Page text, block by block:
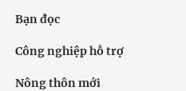
Bạn đọc
Công nghiệp hỗ trợ
Nông thôn mới